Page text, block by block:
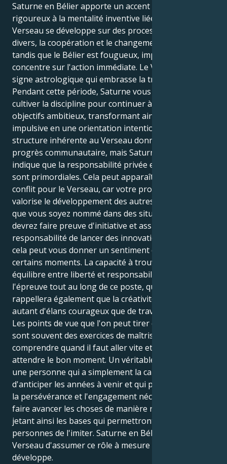
Saturne en Bélier apporte un accent énergique et
rigoureux à la mentalité inventive liée au Verseau. Le
Verseau se développe sur des processus de pensée
divers, la coopération et le changement à long terme,
tandis que le Bélier est fougueux, impétueux et se
concentre sur l'action immédiate. Le Verseau est un
signe astrologique qui embrasse la transformation.
Pendant cette période, Saturne vous demande de
cultiver la discipline pour continuer à atteindre vos
objectifs ambitieux, transformant ainsi votre énergie
impulsive en une orientation intentionnelle. La
structure inhérente au Verseau donne la priorité au
progrès communautaire, mais Saturne en Bélier
indique que la responsabilité privée et la bravoure
sont primordiales. Cela peut apparaître comme un
conflit pour le Verseau, car votre propre instinct
valorise le développement des autres. Il est possible
que vous soyez nommé dans des situations où vous
devrez faire preuve d'initiative et assumer la
responsabilité de lancer des innovations, même si
cela peut vous donner un sentiment d'isolement à
certains moments. La capacité à trouver le juste
équilibre entre liberté et responsabilité sera mise à
l'épreuve tout au long de ce poste, qui vous
rappellera également que la créativité implique
autant d'élans courageux que de travail persévérant.
Les points de vue que l'on peut tirer des problèmes
sont souvent des exercices de maîtrise de soi, comme
comprendre quand il faut aller vite et quand il faut
attendre le bon moment. Un véritable pionnier est
une personne qui a simplement la capacité
d'anticiper les années à venir et qui possède en outre
la persévérance et l'engagement nécessaires pour
faire avancer les choses de manière responsable,
jetant ainsi les bases qui permettront à d'autres
personnes de l'imiter. Saturne en Bélier permet au
Verseau d'assumer ce rôle à mesure qu'il mûrit et se
développe.